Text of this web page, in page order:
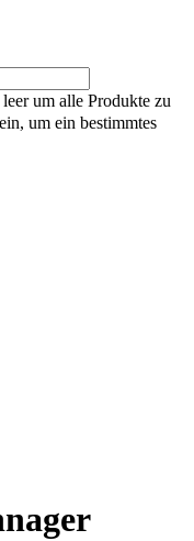
um alle Produkte zu
um ein bestimmtes